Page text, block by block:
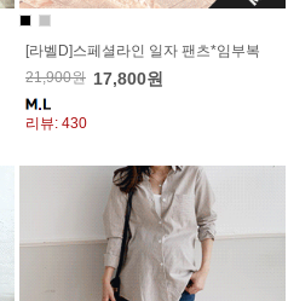
[라벨D]스페셜라인 일자 팬츠*임부복
21,900원 17,800원
리뷰: 430